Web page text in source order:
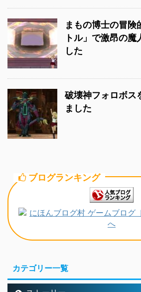
まもの博士の冒険
トル」で激昂の魔
した
破壊神フォロボス
ました
ブログランキング
カテゴリー一覧